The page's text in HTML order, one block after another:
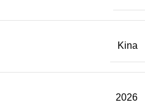
Kina
2026